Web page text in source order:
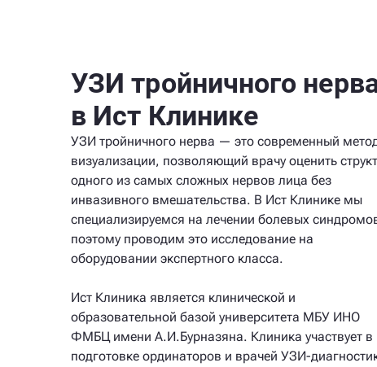
УЗИ тройничного
в Ист Клинике
УЗИ тройничного нерва — это современный
визуализации, позволяющий врачу оценить
одного из самых сложных нервов лица без
инвазивного вмешательства. В Ист Клинике мы
специализируемся на лечении болевых
поэтому проводим это исследование на
оборудовании экспертного класса.
Ист Клиника является клинической и
образовательной базой университета МБУ ИНО
ФМБЦ имени А.И.Бурназяна. Клиника участвует в
подготовке ординаторов и врачей УЗИ-